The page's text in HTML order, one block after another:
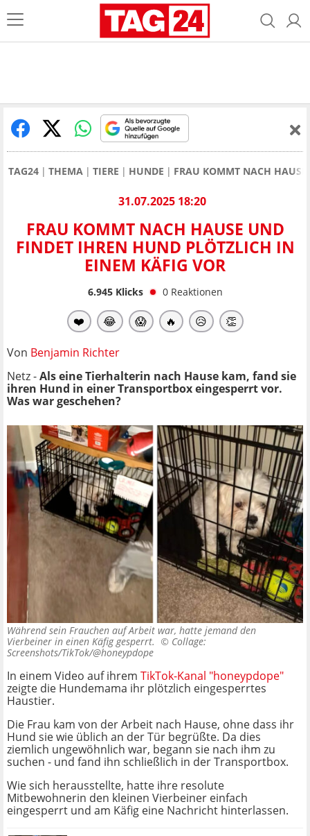
TAG24 THEMA TIERE HUNDE FRAU KOMMT NACH
31.07.2025 18:20
FRAU KOMMT NACH HAUSE UND
FINDET IHREN HUND PLÖTZLICH IN
EINEM KÄFIG VOR
6.945Klicks 0 Reaktionen
❤️ 😂 😱 🔥 😥 👏
Von Benjamin Richter
Netz -Als eine Tierhalterin nach Hause kam, fand sie
ihren Hund in einer Transportbox eingesperrt vor.
Was war geschehen?
Während sein Frauchen auf Arbeit war, hatte jemand den
Vierbeiner in einen Käfig gesperrt. © Collage:
Screenshots/TikTok/@honeypdope
In einem Video auf ihrem TikTok-Kanal "honeypdope"
zeigte die Hundemama ihr plötzlich eingesperrtes
Haustier.
Die Frau kam von der Arbeit nach Hause, ohne dass ihr
Hund sie wie üblich an der Tür begrüßte. Da dies
ziemlich ungewöhnlich war, begann sie nach ihm zu
suchen - und fand ihn schließlich in der Transportbox.
Wie sich herausstellte, hatte ihre resolute
Mitbewohnerin den kleinen Vierbeiner einfach
eingesperrt und am Käfig eine Nachricht hinterlassen.